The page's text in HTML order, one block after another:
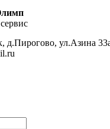
д.Пирогово, ул.Азина